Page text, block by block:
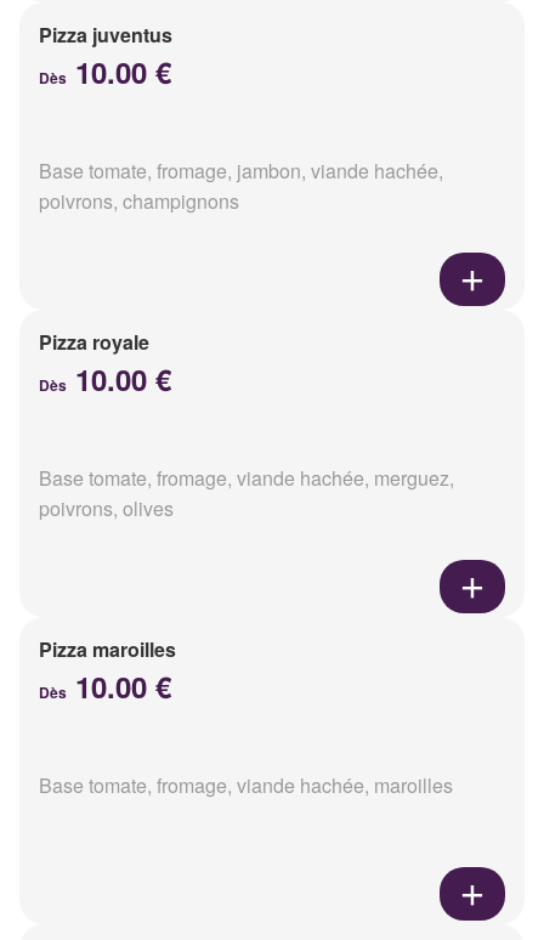
Pizza juventus
Dès 10.00 €
Base tomate, fromage, jambon, viande hachée,
poivrons, champignons
Pizza royale
Dès 10.00 €
Base tomate, fromage, viande hachée, merguez,
poivrons, olives
Pizza maroilles
Dès 10.00 €
Base tomate, fromage, viande hachée, maroilles